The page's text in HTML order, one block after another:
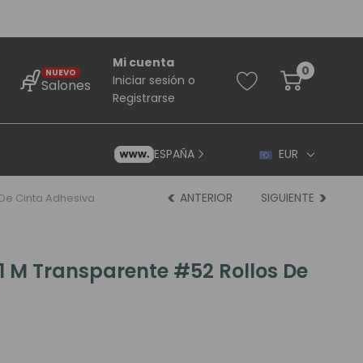
NUEVO
Salones
Mi cuenta
Iniciar sesión o
Registrarse
0
Principiantes
ESPAÑA EUR
Cinta Adhesiva ANTERIOR SIGUIENTE
M Transparente #52 Rollos De